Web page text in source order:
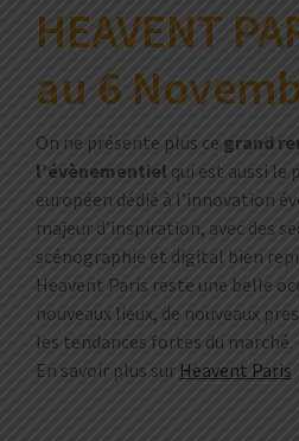
HEAVENT
au 6
On ne présente plus ce grand
l’évènementiel qui est aussi le
européen dédié à l’innovation
majeur d’inspiration, avec des
scénographie et digital bien
Heavent Paris reste une belle
nouveaux lieux, de nouveaux
les tendances fortes du marché.
En savoir plus sur Heavent Paris